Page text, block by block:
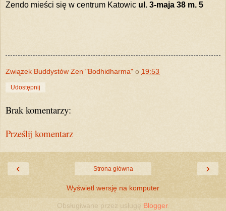
Zendo mieści się w centrum Katowic ul. 3-maja 38 m. 5
Związek Buddystów Zen "Bodhidharma" o 19:53
Udostępnij
Brak komentarzy:
Prześlij komentarz
‹ ›
Strona główna
Wyświetl wersję na komputer
Obsługiwane przez usługę Blogger.